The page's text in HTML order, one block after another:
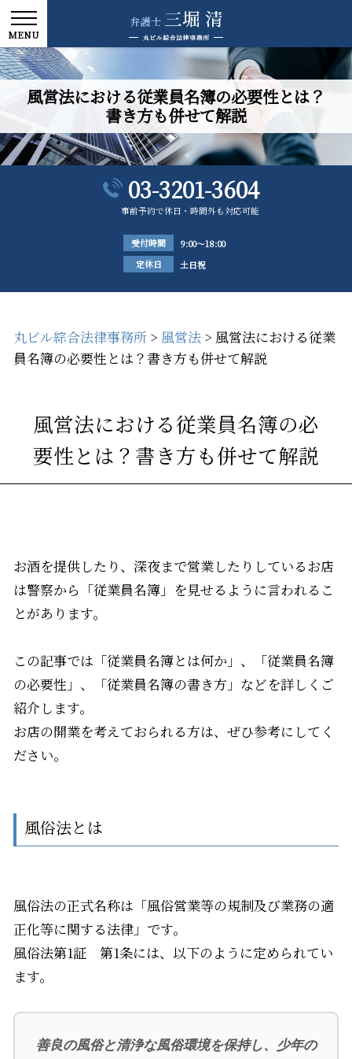
風営法における従業員名簿の必要性とは？
書き方も併せて解説
03-3201-3604
事前予約で休日・時間外も対応可能
受付時間
9:00～18:00
定休日
土日祝
丸ビル綜合法律事務所 > 風営法 > 風営法における従業
員名簿の必要性とは？書き方も併せて解説
風営法における従業員名簿の必
要性とは？書き方も併せて解説
お酒を提供したり、深夜まで営業したりしているお店
は警察から「従業員名簿」を見せるように言われるこ
とがあります。
この記事では「従業員名簿とは何か」、「従業員名簿
の必要性」、「従業員名簿の書き方」などを詳しくご
紹介します。
お店の開業を考えておられる方は、ぜひ参考にしてく
ださい。
風俗法とは
風俗法の正式名称は「風俗営業等の規制及び業務の適
正化等に関する法律」です。
風俗法第1証 第1条には、以下のように定められてい
ます。
善良の風俗と清浄な風俗環境を保持し、少年の